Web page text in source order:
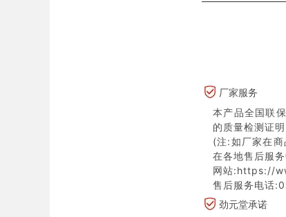
厂家服务
本产品全国联
的质量检测证
(注:如厂家在
在各地售后服
网站:https://
售后服务电话
劲元堂承诺